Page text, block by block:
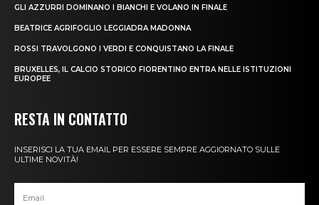
GLI AZZURRI DOMINANO I BIANCHI E VOLANO IN FINALE
BEATRICE AGRIFOGLIO LEGGIADRA MADONNA
ROSSI TRAVOLGONO I VERDI E CONQUISTANO LA FINALE
BRUXELLES, IL CALCIO STORICO FIORENTINO ENTRA NELLE ISTITUZIONI
EUROPEE
RESTA IN CONTATTO
INSERISCI LA TUA EMAIL PER ESSERE SEMPRE AGGIORNATO SULLE
ULTIME NOVITÀ!